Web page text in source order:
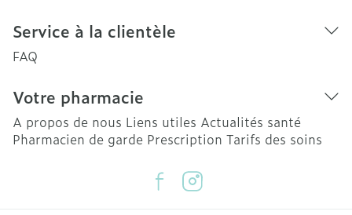
Service à la clientèle
FAQ
Votre pharmacie
A propos de nous Liens utiles Actualités santé
Pharmacien de garde Prescription Tarifs des soins